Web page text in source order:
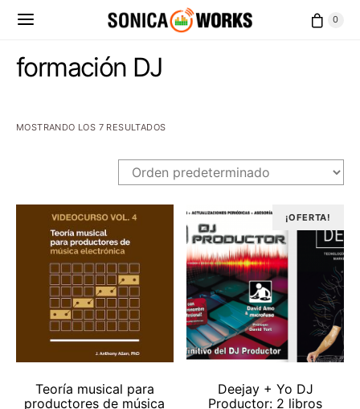
0
formación DJ
MOSTRANDO LOS 7 RESULTADOS
AÑADIR AL CARRITO
Teoría musical para
productores de música
¡OFERTA!
AÑADIR AL CARRITO
Deejay + Yo DJ
Productor: 2 libros